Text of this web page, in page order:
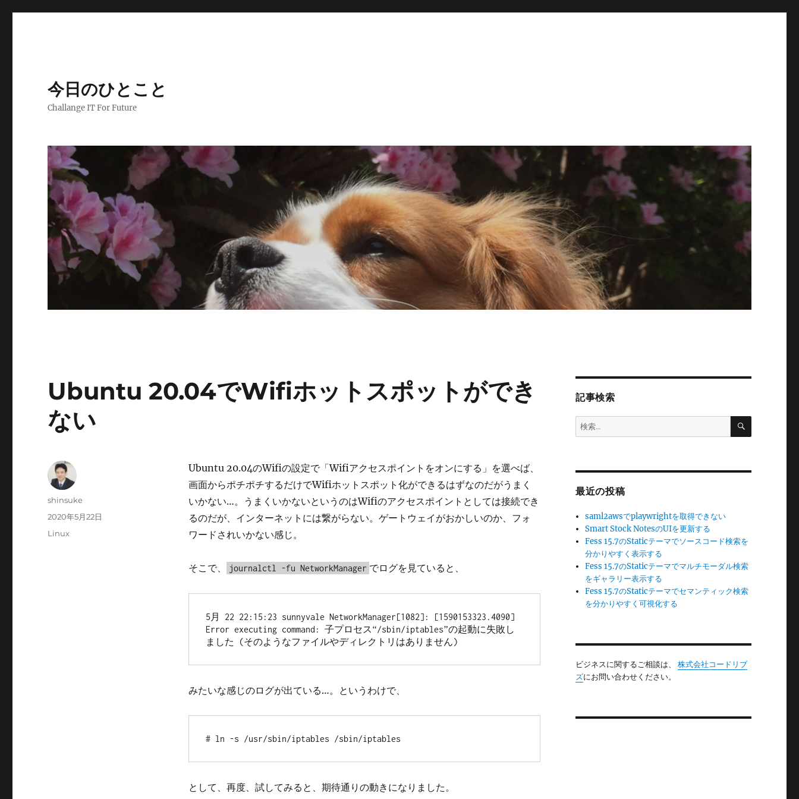
今日のひとこと
Challange IT For Future
Ubuntu 20.04でWifiホットスポットができ
ない
Ubuntu 20.04のWifiの設定で「Wifiアクセスポイントをオンにする」を選べば、
画面からポチポチするだけでWifiホットスポット化ができるはずなのだがうまく
いかない…。うまくいかないというのはWifiのアクセスポイントとしては接続でき
るのだが、インターネットには繋がらない。ゲートウェイがおかしいのか、フォ
ワードされいかない感じ。
そこで、 journalctl -fu NetworkManager でログを見ていると、
5月 22 22:15:23 sunnyvale NetworkManager[1082]: [1590153323.4090]
Error executing command: 子プロセス“/sbin/iptables”の起動に失敗し
ました (そのようなファイルやディレクトリはありません)
みたいな感じのログが出ている…。というわけで、
# ln -s /usr/sbin/iptables /sbin/iptables
として、再度、試してみると、期待通りの動きになりました。
投
shinsuke
投
稿
2020年5月22日
カ
Linux
記事検索
検
索:
検
最近の投稿
saml2awsでplaywrightを取得できない
Smart Stock NotesのUIを更新する
Fess 15.7のStaticテーマでソースコード検索を
分かりやすく表示する
Fess 15.7のStaticテーマでマルチモーダル検索
をギャラリー表示する
Fess 15.7のStaticテーマでセマンティック検索
を分かりやすく可視化する
ビジネスに関するご相談は、 株式会社コードリブ
ズにお問い合わせください。